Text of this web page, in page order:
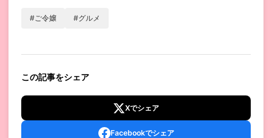
#ご令嬢 #グルメ
この記事をシェア
Xでシェア
Facebookでシェア